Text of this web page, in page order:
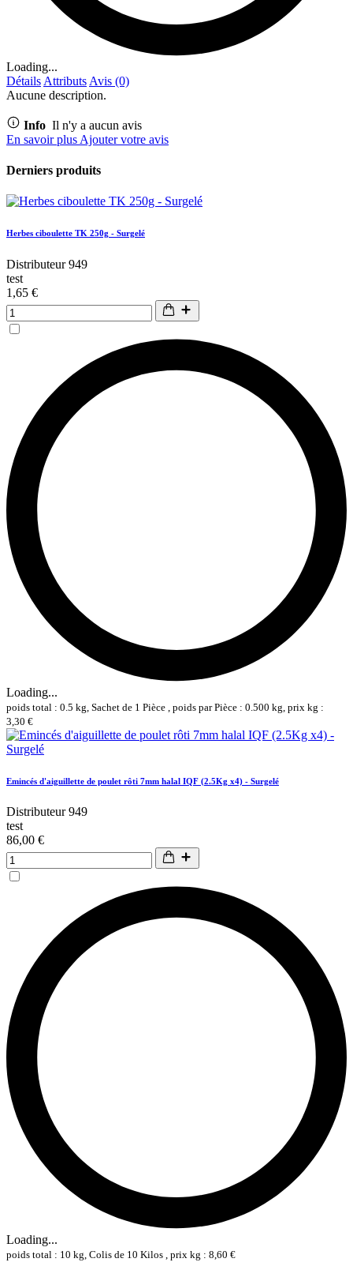
Loading...
Détails Attributs Avis (0)
Aucune description.
Info Il n'y a aucun avis
En savoir plus Ajouter votre avis
Derniers produits
Herbes ciboulette TK 250g - Surgelé
Distributeur 949
test
1,65 €
Loading...
poids total : 0.5 kg, Sachet de 1 Pièce , poids par Pièce : 0.500 kg, prix kg :
3,30 €
Emincés d'aiguillette de poulet rôti 7mm halal IQF (2.5Kg x4) - Surgelé
Distributeur 949
test
86,00 €
Loading...
poids total : 10 kg, Colis de 10 Kilos , prix kg : 8,60 €